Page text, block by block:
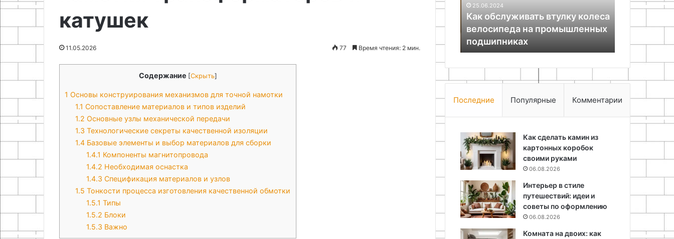
катушек
11.05.2026 77 Время чтения: 2 мин.
Содержание [Скрыть]
1 Основы конструирования механизмов для точной намотки
1.1 Сопоставление материалов и типов изделий
1.2 Основные узлы механической передачи
1.3 Технологические секреты качественной изоляции
1.4 Базовые элементы и выбор материалов для сборки
1.4.1 Компоненты магнитопровода
1.4.2 Необходимая оснастка
1.4.3 Спецификация материалов и узлов
1.5 Тонкости процесса изготовления качественной обмотки
1.5.1 Типы
1.5.2 Блоки
1.5.3 Важно
Простые идеи для рукоделия
11.05.2026
Принципы функционирования
промышленных
подшипниках
25.06.2024
Как обслуживать втулку колеса
велосипеда на промышленных
подшипниках
вышивания
27.04.2026
вышивания
Последние Популярные Комментарии
Как сделать камин из
картонных коробок
своими руками
06.08.2026
Интерьер в стиле
путешествий: идеи и
советы по оформлению
06.08.2026
Комната на двоих: как